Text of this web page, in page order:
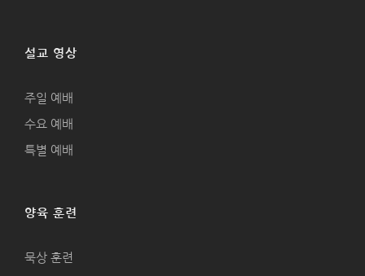
설교 영상
주일 예배
수요 예배
특별 예배
양육 훈련
묵상 훈련